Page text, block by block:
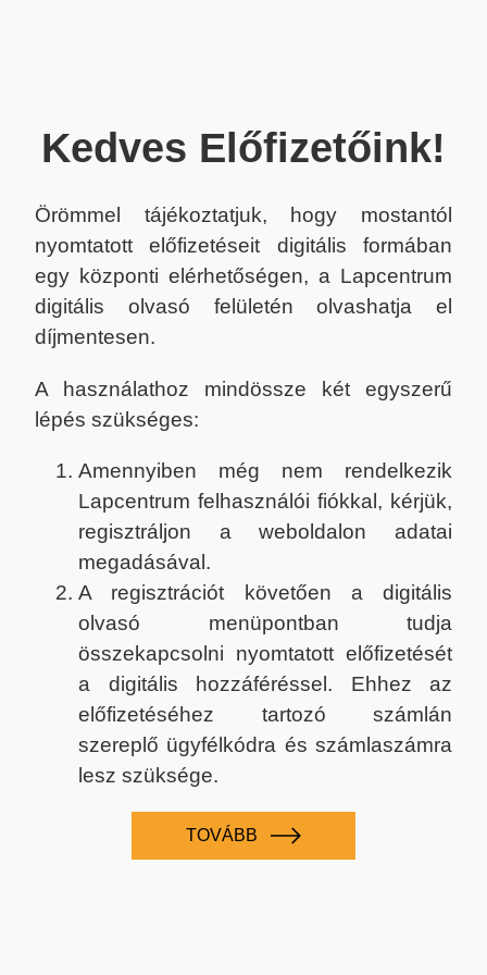
Kedves Előfizetőink!
Örömmel tájékoztatjuk, hogy mostantól
nyomtatott előfizetéseit digitális formában
egy központi elérhetőségen, a Lapcentrum
digitális olvasó felületén olvashatja el
díjmentesen.
A használathoz mindössze két egyszerű
lépés szükséges:
Amennyiben még nem rendelkezik
Lapcentrum felhasználói fiókkal, kérjük,
regisztráljon a weboldalon adatai
megadásával.
A regisztrációt követően a digitális
olvasó menüpontban tudja
összekapcsolni nyomtatott előfizetését
a digitális hozzáféréssel. Ehhez az
előfizetéséhez tartozó számlán
szereplő ügyfélkódra és számlaszámra
lesz szüksége.
TOVÁBB